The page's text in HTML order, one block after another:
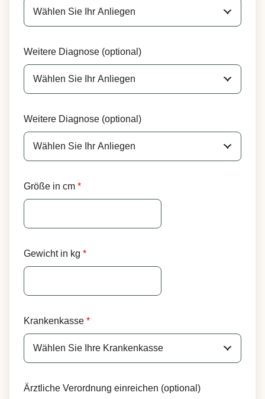
Weitere Diagnose (optional)
Weitere Diagnose (optional)
Größe in cm *
Gewicht in kg *
Krankenkasse *
Ärztliche Verordnung einreichen (optional)